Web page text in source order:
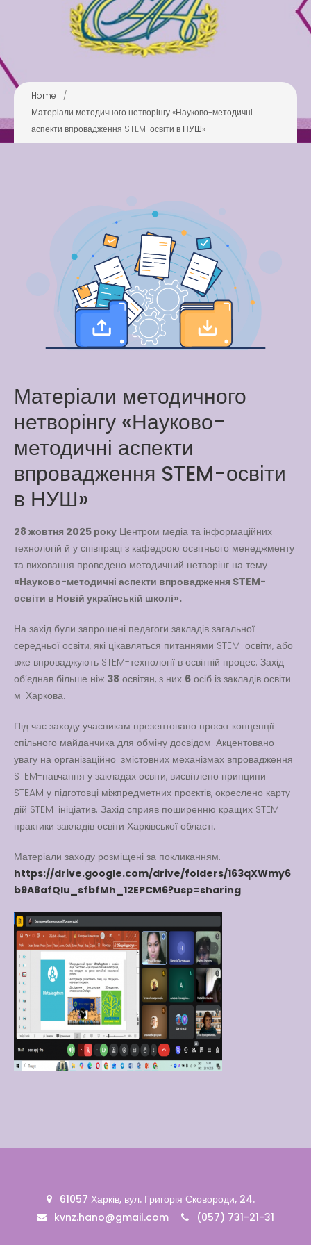
Pool
Play is Our Brain’s Favorite
Way
Kiddie
Latter match class
Swimming Lessons at New
Pool
Play is Our Brain’s Favorite
Way
Latter match class
Вакансії
Вакансії,Публічна
інформація
Home
/
Матеріали методичного нетворінгу «Науково-методичні
аспекти впровадження STEM-освіти в НУШ»
Матеріали методичного
нетворінгу «Науково-
методичні аспекти
впровадження STEM-освіти
в НУШ»
28 жовтня 2025 року Центром медіа та інформаційних
технологій й у співпраці з кафедрою освітнього менеджменту
та виховання проведено методичний нетворінг на тему
«Науково-методичні аспекти впровадження STEM-
освіти в Новій українській школі».
На захід були запрошені педагоги закладів загальної
середньої освіти, які цікавляться питаннями STEM-освіти, або
вже впроваджують STEM-технології в освітній процес. Захід
об’єднав більше ніж 38 освітян, з них 6 осіб із закладів освіти
м. Харкова.
Під час заходу учасникам презентовано проєкт концепції
спільного майданчика для обміну досвідом. Акцентовано
увагу на організаційно-змістовних механізмах впровадження
STEM-навчання у закладах освіти, висвітлено принципи
STEAM у підготовці міжпредметних проєктів, окреслено карту
дій STEM-ініціатив. Захід сприяв поширенню кращих STEM-
практики закладів освіти Харківської області.
Матеріали заходу розміщені за покликанням:
https://drive.google.com/drive/folders/163qXWmy6
b9A8afQlu_sfbfMh_12EPCM6?usp=sharing
61057 Харків, вул. Григорія Сковороди, 24.
kvnz.hano@gmail.com
(057) 731-21-31